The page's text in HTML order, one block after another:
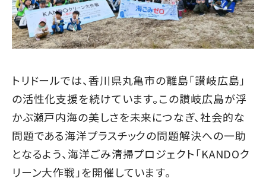
トリドールでは、香川県丸亀市の離島「讃岐広島」
の活性化支援を続けています。この讃岐広島が浮
かぶ瀬戸内海の美しさを未来につなぎ、社会的な
問題である海洋プラスチックの問題解決への一助
となるよう、海洋ごみ清掃プロジェクト「KANDOク
リーン大作戦」を開催しています。